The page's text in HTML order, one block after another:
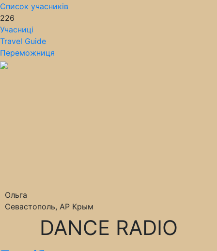
Список учасників
226
Учасниці
Travel Guide
Переможниця
Ольга
Севастополь, АР Крым
DANCE RADIO